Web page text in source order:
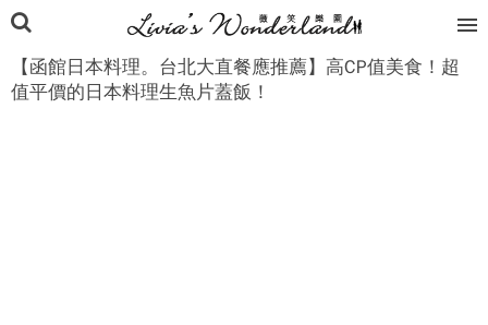
【函館日本料理。台北大直餐應推薦】高CP值美食！超
值平價的日本料理生魚片蓋飯！